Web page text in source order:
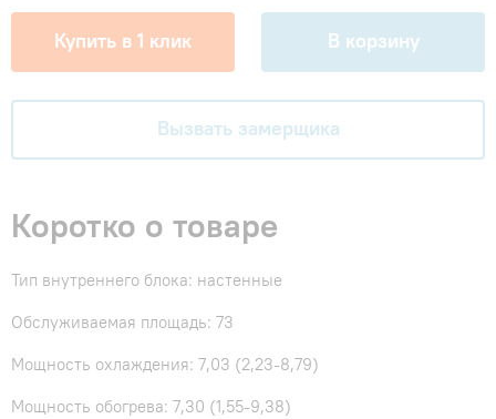
Купить в 1 клик В корзину
Вызвать замерщика
Коротко о товаре
Тип внутреннего блока: настенные
Обслуживаемая площадь: 73
Мощность охлаждения: 7,03 (2,23-8,79)
Мощность обогрева: 7,30 (1,55-9,38)